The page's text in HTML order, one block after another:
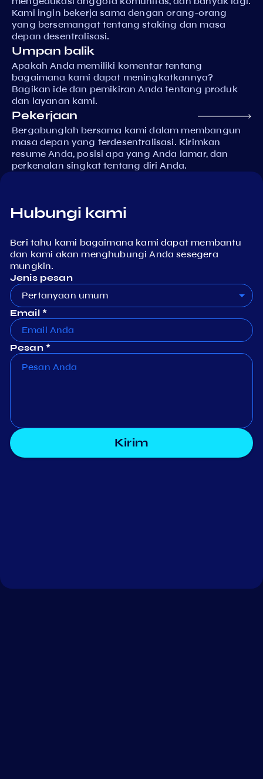
Kami ingin bekerja sama dengan orang-orang
yang bersemangat tentang staking dan masa
depan desentralisasi.
Umpan balik
Apakah Anda memiliki komentar tentang
bagaimana kami dapat meningkatkannya?
Bagikan ide dan pemikiran Anda tentang produk
dan layanan kami.
Pekerjaan
Bergabunglah bersama kami dalam membangun
masa depan yang terdesentralisasi. Kirimkan
resume Anda, posisi apa yang Anda lamar, dan
perkenalan singkat tentang diri Anda.
Hubungi kami
Beri tahu kami bagaimana kami dapat membantu
dan kami akan menghubungi Anda sesegera
mungkin.
Jenis pesan
Pertanyaan umum
Email *
Pesan *
Kirim